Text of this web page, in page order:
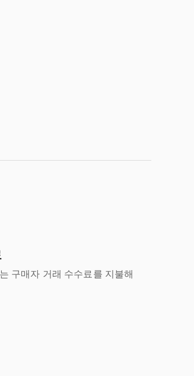
구매자 거래 수수료를 지불해